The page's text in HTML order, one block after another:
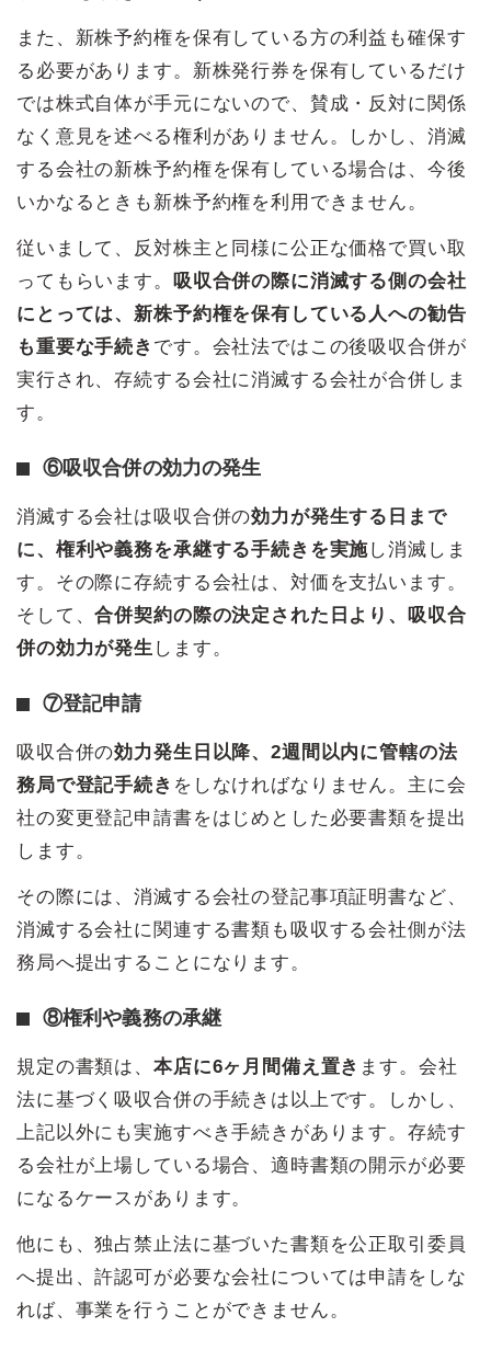
また、新株予約権を保有している方の利益も確保す
る必要があります。新株発行券を保有しているだけ
では株式自体が手元にないので、賛成・反対に関係
なく意見を述べる権利がありません。しかし、消滅
する会社の新株予約権を保有している場合は、今後
いかなるときも新株予約権を利用できません。
従いまして、反対株主と同様に公正な価格で買い取
ってもらいます。 吸収合併の際に消滅する側の会社
にとっては、新株予約権を保有している人への勧告
も重要な手続き です。会社法ではこの後吸収合併が
実行され、存続する会社に消滅する会社が合併しま
す。
⑥吸収合併の効力の発生
消滅する会社は吸収合併の効力が発生する日まで
に、権利や義務を承継する手続きを実施し消滅しま
す。その際に存続する会社は、対価を支払います。
そして、合併契約の際の決定された日より、吸収合
併の効力が発生 します。
⑦登記申請
吸収合併の効力発生日以降、2週間以内に管轄の法
務局で登記手続き をしなければなりません。主に会
社の変更登記申請書をはじめとした必要書類を提出
します。
その際には、消滅する会社の登記事項証明書など、
消滅する会社に関連する書類も吸収する会社側が法
務局へ提出することになります。
⑧権利や義務の承継
規定の書類は、 本店に6ヶ月間備え置き ます。会社
法に基づく吸収合併の手続きは以上です。しかし、
上記以外にも実施すべき手続きがあります。存続す
る会社が上場している場合、適時書類の開示が必要
になるケースがあります。
他にも、独占禁止法に基づいた書類を公正取引委員
へ提出、許認可が必要な会社については申請をしな
れば、事業を行うことができません。